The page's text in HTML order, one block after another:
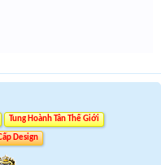
Tung Hoành Tân Thế Giới
Design